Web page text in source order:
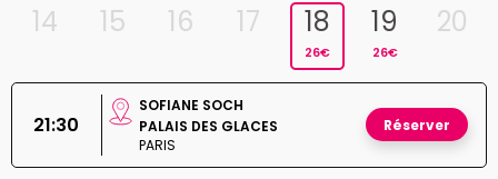
14
15 16 17 18
26€
19
26€
20
21:30
SOFIANE SOCH
PALAIS DES GLACES
PARIS
Réserver